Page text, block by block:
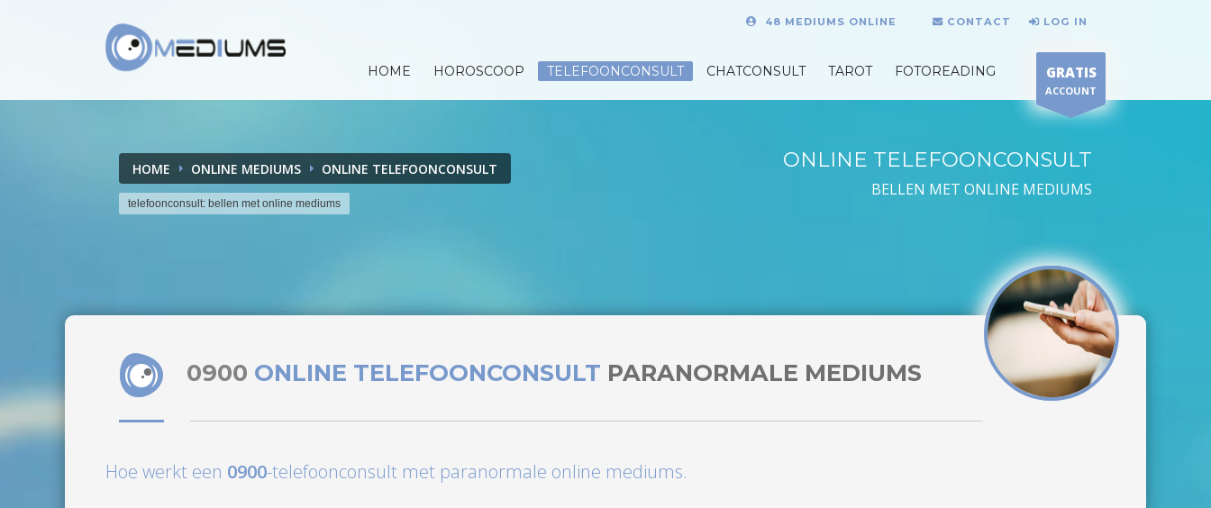
48 MEDIUMS ONLINE CONTACT LOG IN
HOME HOROSCOOP TELEFOONCONSULT CHATCONSULT TAROT FOTOREADING GRATIS
ACCOUNT
HOME ONLINE MEDIUMS ONLINE TELEFOONCONSULT
telefoonconsult: bellen met online mediums
ONLINE TELEFOONCONSULT
BELLEN MET ONLINE MEDIUMS
0900 ONLINE TELEFOONCONSULT PARANORMALE MEDIUMS
Hoe werkt een 0900-telefoonconsult met paranormale online mediums.